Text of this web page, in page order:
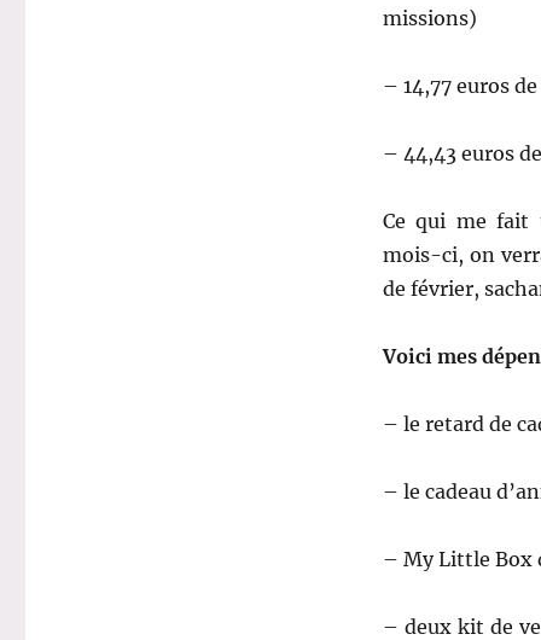
missions)
– 14,77 euros
– 44,43 euros
Ce qui me fait
mois-ci, on
de février,
Voici mes
– le retard de
– le cadeau
– My Little Box
– deux kit de